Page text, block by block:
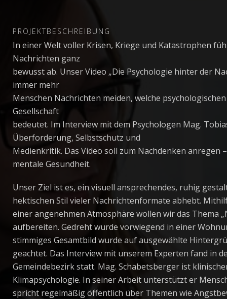
PROJEKTBESCHREIBUNG
In einer Welt voller Krisen, Kriege und Katastrophen
Nachrichten ganz
bewusst ab. Unser Video „Die Psychologie hinter der
immer mehr
Menschen Nachrichten meiden, welche
Gesellschaft
bedeutet. Im Interview mit dem Psychologen Mag.
Überforderung, Selbstschutz und
Medienkritik. Das Video soll zum Nachdenken
mentale Gesundheit.
Unser Ziel ist es, ein visuell ansprechendes, ruhig
hektischen Stil vieler Nachrichtenformate abhebt.
einer angenehmen Atmosphäre wollen wir das Thema
aufbereiten. Gedreht wurde vorwiegend in einer
stimmiges Gesamtbild wurde auf ausgewählte
geachtet. Das Interview mit unserem Experten fand in
Gemeindebezirk statt. Mag. Schabetsberger ist
Klimapsychologie. In seiner Arbeit unterstützt er
spricht regelmäßig öffentlich über Themen wie